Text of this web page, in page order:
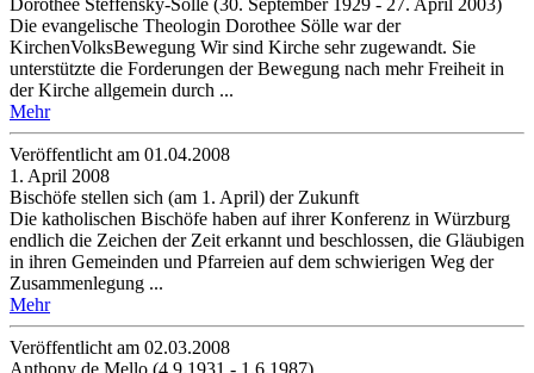
Die evangelische Theologin Dorothee Sölle war der
KirchenVolksBewegung Wir sind Kirche sehr zugewandt. Sie
unterstützte die Forderungen der Bewegung nach mehr Freiheit in
der Kirche allgemein durch ...
Mehr
Veröffentlicht am 01­.04.2008
1. April 2008
Bischöfe stellen sich (am 1. April) der Zukunft
Die katholischen Bischöfe haben auf ihrer Konferenz in Würzburg
endlich die Zeichen der Zeit erkannt und beschlossen, die Gläubigen
in ihren Gemeinden und Pfarreien auf dem schwierigen Weg der
Zusammenlegung ...
Mehr
Veröffentlicht am 02­.03.2008
Anthony de Mello (4.9.1931 - 1.6.1987)